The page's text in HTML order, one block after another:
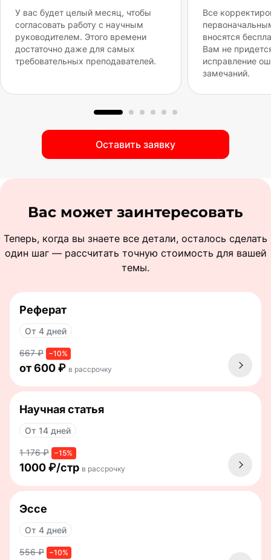
У вас будет целый месяц, чтобы
согласовать работу с научным
руководителем. Этого времени
достаточно даже для самых
требовательных преподавателей.
Все
вносятся
Вам не
исправление
замечаний.
Оставить заявку
Вас может заинтересовать
Теперь, когда вы знаете все детали, осталось сделать
один шаг — рассчитать точную стоимость для вашей
темы.
Реферат
От 4 дней
667 ₽ −10%
от 600 ₽ в рассрочку
Научная статья
От 14 дней
1 176 ₽ −15%
1000 ₽/стр в рассрочку
Эссе
От 4 дней
556 ₽ −10%